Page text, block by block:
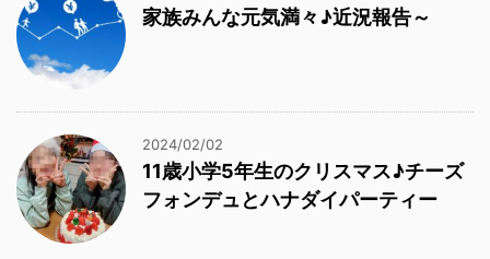
家族みんな元気満々♪近況報告～
2024/02/02
11歳小学5年生のクリスマス♪チーズ
フォンデュとハナダイパーティー